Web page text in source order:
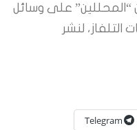
“المحللين” على وسائل
لنشر
Telegram